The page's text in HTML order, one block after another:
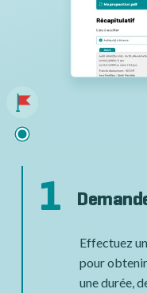
1
Effectuez
pour
une durée,